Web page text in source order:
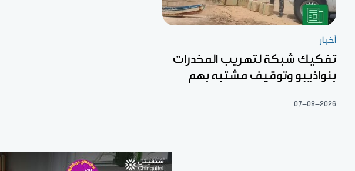
أخبار
تفكيك شبكة لتهريب المخدرات
بنواذيبو وتوقيف مشتبه بهم
07-08-2026